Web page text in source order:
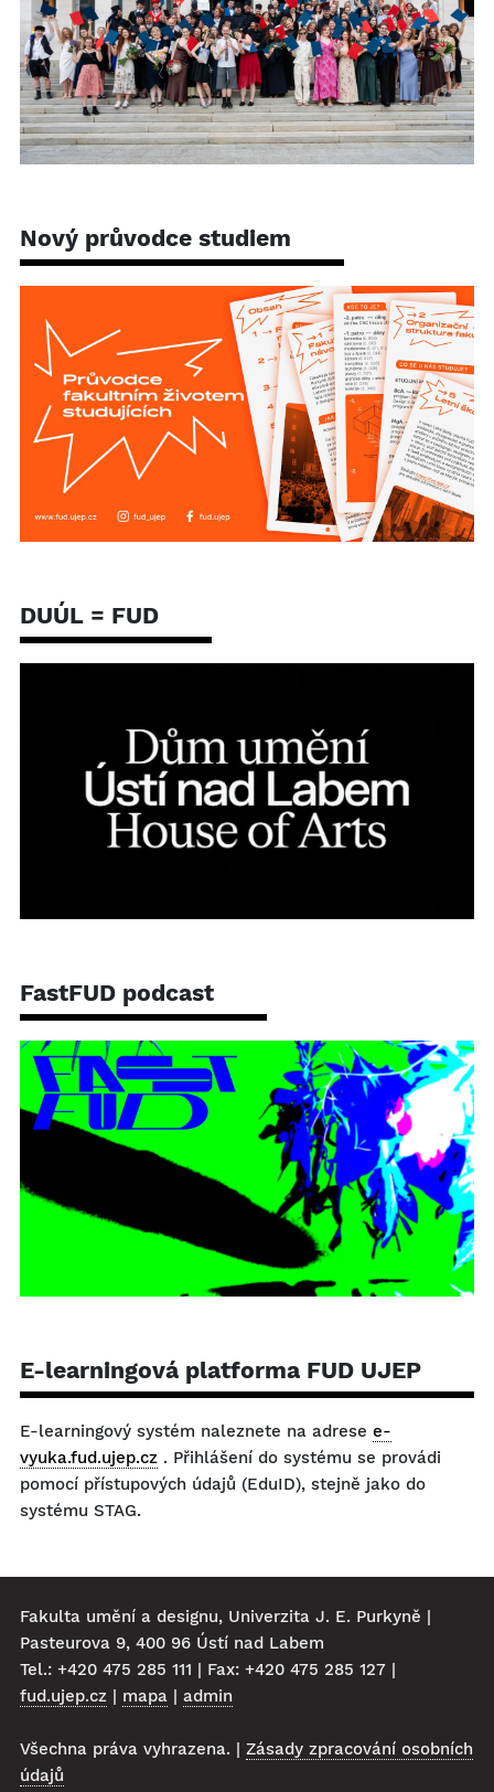
Nový průvodce studiem
DUÚL = FUD
FastFUD podcast
E-learningová platforma FUD UJEP
E-learningový systém naleznete na adrese e-
vyuka.fud.ujep.cz . Přihlášení do systému se provádi
pomocí přístupových údajů (EduID), stejně jako do
systému STAG.
Fakulta umění a designu, Univerzita J. E. Purkyně |
Pasteurova 9, 400 96 Ústí nad Labem
Tel.: +420 475 285 111 | Fax: +420 475 285 127 |
fud.ujep.cz | mapa | admin
Všechna práva vyhrazena. | Zásady zpracování osobních
údajů